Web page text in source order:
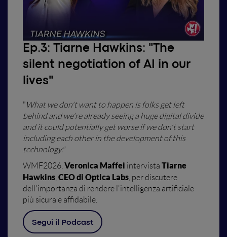
Ep.3:
Tiarne Hawkins: "The
silent negotiation of AI in our
lives"
" What we don't want to happen is folks get left
behind and we're already seeing a huge digital divide
and it could potentially get worse if we don't start
including each other in the development of this
technology."
WMF2026, Veronica Maffei intervista Tiarne
Hawkins CEO di Optica Labs , per discutere
dell'importanza di rendere l'intelligenza artificiale
più sicura e affidabile.
Segui il Podcast